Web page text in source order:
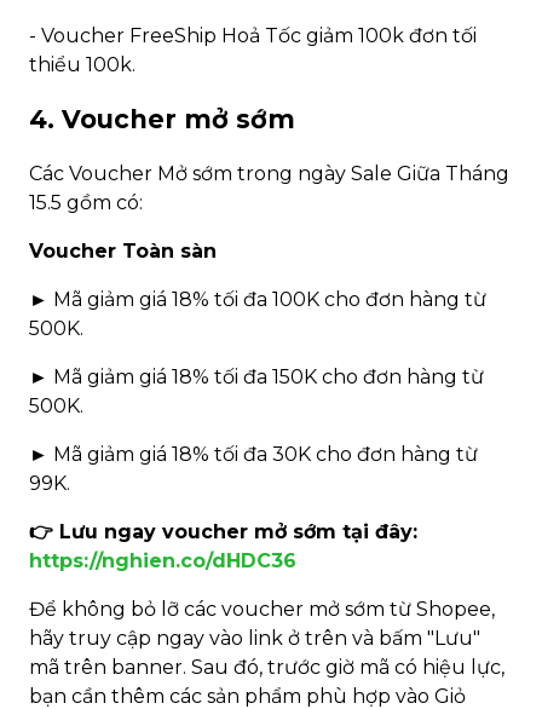
- Voucher FreeShip Hoả Tốc giảm 100k đơn tối
thiểu 100k.
4. Voucher mở sớm
Các Voucher Mở sớm trong ngày Sale Giữa Tháng
15.5 gồm có:
Voucher Toàn sàn
► Mã giảm giá 18% tối đa 100K cho đơn hàng từ
500K.
► Mã giảm giá 18% tối đa 150K cho đơn hàng từ
500K.
► Mã giảm giá 18% tối đa 30K cho đơn hàng từ
99K.
👉 Lưu ngay voucher mở sớm tại đây:
https://nghien.co/dHDC36
Để không bỏ lỡ các voucher mở sớm từ Shopee,
hãy truy cập ngay vào link ở trên và bấm "Lưu"
mã trên banner. Sau đó, trước giờ mã có hiệu lực,
bạn cần thêm các sản phẩm phù hợp vào Giỏ